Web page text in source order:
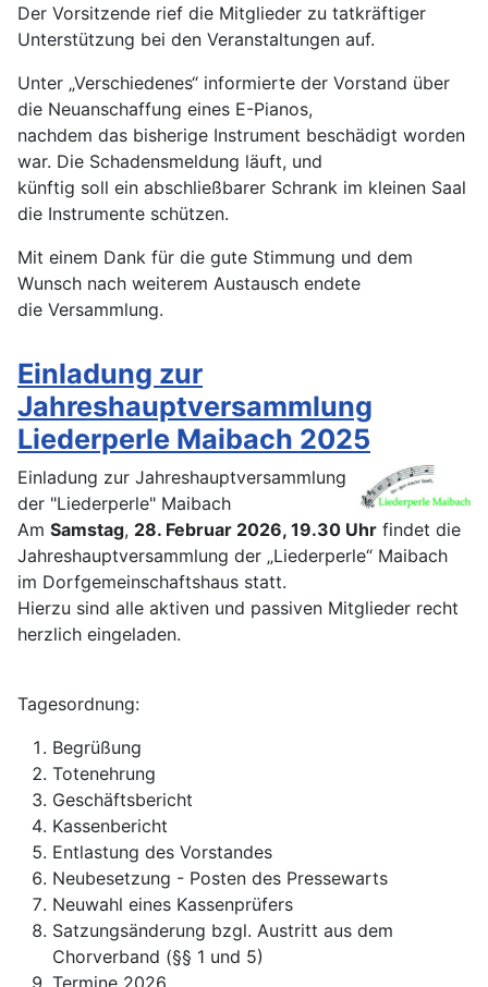
Der Vorsitzende rief die Mitglieder zu tatkräftiger
Unterstützung bei den Veranstaltungen auf.
Unter „Verschiedenes“ informierte der Vorstand über
die Neuanschaffung eines E-Pianos,
nachdem das bisherige Instrument beschädigt worden
war. Die Schadensmeldung läuft, und
künftig soll ein abschließbarer Schrank im kleinen Saal
die Instrumente schützen.
Mit einem Dank für die gute Stimmung und dem
Wunsch nach weiterem Austausch endete
die Versammlung.
Einladung zur
Jahreshauptversammlung
Liederperle Maibach 2025
Einladung zur Jahreshauptversammlung
der "Liederperle" Maibach
Am Samstag, 28. Februar 2026, 19.30 Uhr findet die
Jahreshauptversammlung der „Liederperle“ Maibach
im Dorfgemeinschaftshaus statt.
Hierzu sind alle aktiven und passiven Mitglieder recht
herzlich eingeladen.
Tagesordnung:
Begrüßung
Totenehrung
Geschäftsbericht
Kassenbericht
Entlastung des Vorstandes
Neubesetzung - Posten des Pressewarts
Neuwahl eines Kassenprüfers
Satzungsänderung bzgl. Austritt aus dem
Chorverband (§§ 1 und 5)
Termine 2026